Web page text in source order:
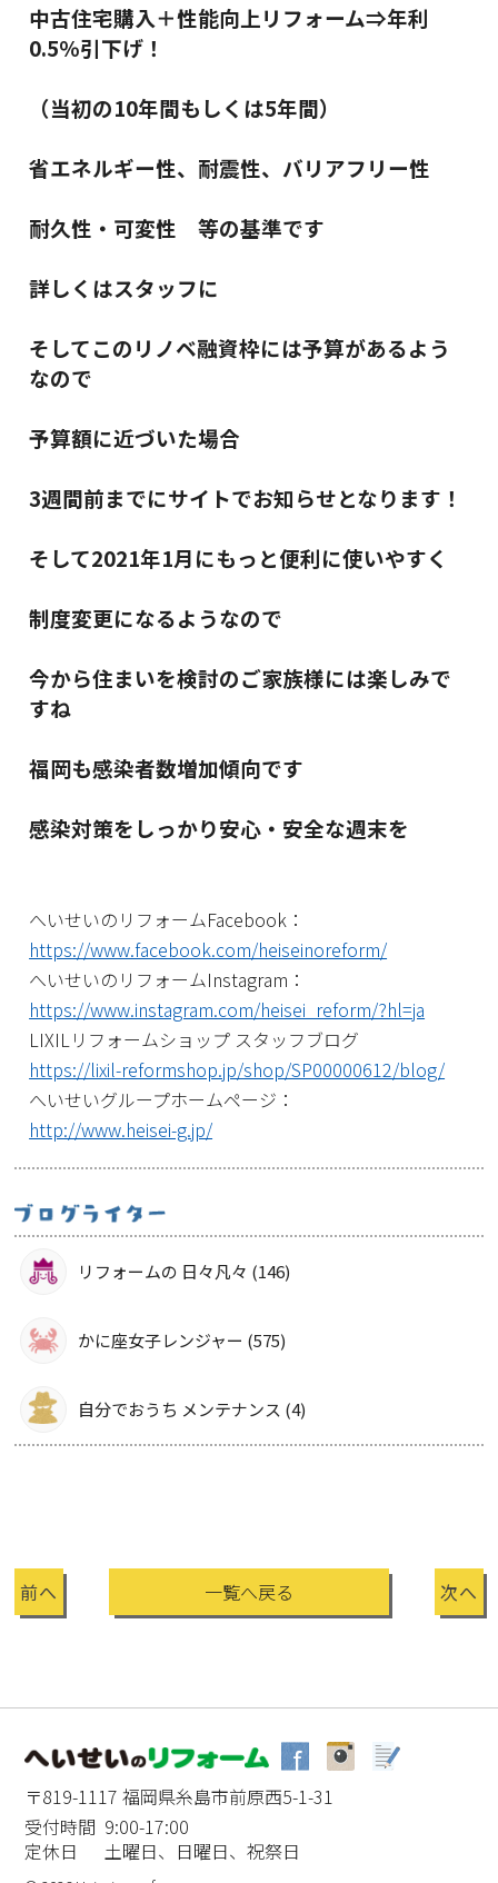
中古住宅購入＋性能向上リフォーム⇒年利
0.5％引下げ！
（当初の10年間もしくは5年間）
省エネルギー性、耐震性、バリアフリー性
耐久性・可変性 等の基準です
詳しくはスタッフに
そしてこのリノベ融資枠には予算があるよう
なので
予算額に近づいた場合
3週間前までにサイトでお知らせとなります！
そして2021年1月にもっと便利に使いやすく
制度変更になるようなので
今から住まいを検討のご家族様には楽しみで
すね
福岡も感染者数増加傾向です
感染対策をしっかり安心・安全な週末を
へいせいのリフォームFacebook：
https://www.facebook.com/heiseinoreform/
へいせいのリフォームInstagram：
https://www.instagram.com/heisei_reform/?hl=ja
LIXILリフォームショップ スタッフブログ
https://lixil-reformshop.jp/shop/SP00000612/blog/
へいせいグループホームページ：
http://www.heisei-g.jp/
リフォームの 日々凡々 (146)
かに座女子レンジャー (575)
自分でおうち メンテナンス (4)
前へ 一覧へ戻る 次へ
〒819-1117 福岡県糸島市前原西5-1-31
受付時間 9:00-17:00
定休日 土曜日、日曜日、祝祭日